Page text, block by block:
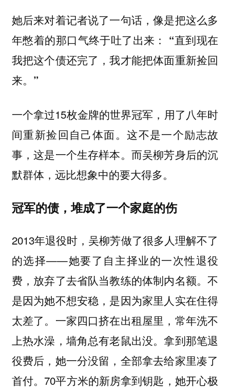
她后来对着记者说了一句话，像是把这么多
年憋着的那口气终于吐了出来： “直到现在
我把这个债还完了，我才能把体面重新捡回
来。”
一个拿过15枚金牌的世界冠军，用了八年时
间重新捡回自己体面。这不是一个励志故
事，这是一个生存样本。而吴柳芳身后的沉
默群体，远比想象中的要大得多。
冠军的债，堆成了一个家庭的伤
2013年退役时，吴柳芳做了很多人理解不了
的选择——她要了自主择业的一次性退役
费，放弃了去省队当教练的体制内名额。不
是因为她不想安稳，是因为家里人实在住得
太差了。一家四口挤在出租屋里，常年洗不
上热水澡，墙角总有老鼠出没。拿到那笔退
役费后，她一分没留，全部拿去给家里凑了
首付。70平方米的新房拿到钥匙，她开心极